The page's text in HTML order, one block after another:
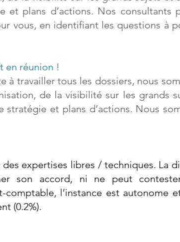
plans d’actions. Nos consultants
vous, en identifiant les questions à
en réunion !
à travailler tous les dossiers, nous
de la visibilité sur les grands
et plans d’actions. Nous
expertises libres / techniques. La
son accord, ni ne peut
comptable, l’instance est autonome
(0.2%).